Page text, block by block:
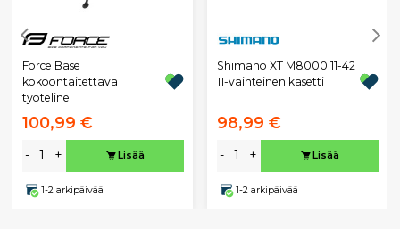
Force Base
kokoontaitettava
työteline
100,99 €
- + Lisää
1-2 arkipäivää
Shimano XT M8000 11-42
11-vaihteinen kasetti
98,99 €
- + Lisää
1-2 arkipäivää